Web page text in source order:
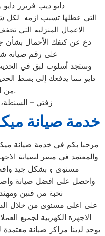
دايو ديب فريزر
التي عطلها تسبب ازمه لكل
الاعمال المنزليه التي
دع عن كتفك الأحمال بشأن
على رقم صيانه
وستجد أسلوب لبق في
دايو مما يدفعك إلى بسط
من الحديث.
زفتي –
خدمة صيانة
مرحبا بكم في خدمة صيانة
والمعتمد فى مصر لصيانة
مستوى و بشكل جيد
نخبة من فنين
الاجهزة الكهربية لجميع
يوجد لدينا مراكز صيانة